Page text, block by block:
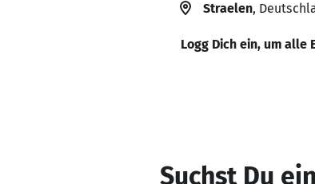
Straelen,
Logg Dich ein, um alle
Suchst Du